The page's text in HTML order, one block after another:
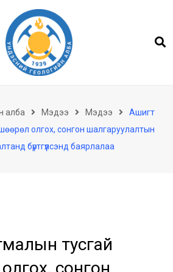
алба Мэдээ Мэдээ
Ашигт
олгох, сонгон шалгаруулалтын
бүртгүүлсэнд баярлалаа
тусгай